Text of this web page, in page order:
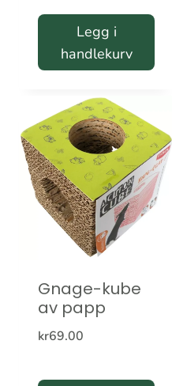
Legg i
handlekurv
Gnage-kube
av papp
kr69.00